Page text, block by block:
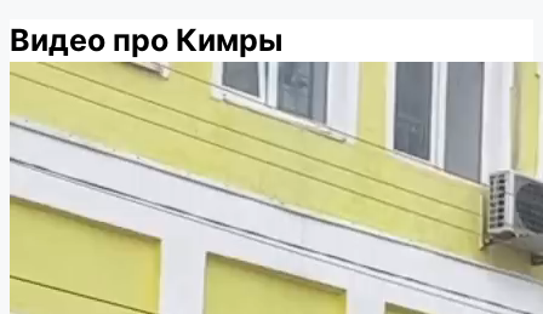
Видео про Кимры